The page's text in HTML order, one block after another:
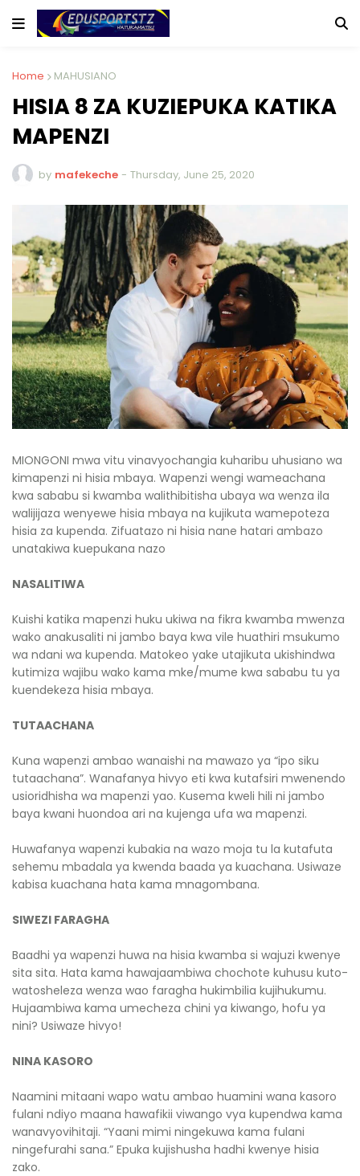
Home MAHUSIANO
HISIA 8 ZA KUZIEPUKA KATIKA
MAPENZI
by mafekeche - Thursday, June 25, 2020
MIONGONI mwa vitu vinavyochangia kuharibu uhusiano wa
kimapenzi ni hisia mbaya. Wapenzi wengi wameachana
kwa sababu si kwamba walithibitisha ubaya wa wenza ila
walijijaza wenyewe hisia mbaya na kujikuta wamepoteza
hisia za kupenda. Zifuatazo ni hisia nane hatari ambazo
unatakiwa kuepukana nazo
NASALITIWA
Kuishi katika mapenzi huku ukiwa na fikra kwamba mwenza
wako anakusaliti ni jambo baya kwa vile huathiri msukumo
wa ndani wa kupenda. Matokeo yake utajikuta ukishindwa
kutimiza wajibu wako kama mke/mume kwa sababu tu ya
kuendekeza hisia mbaya.
TUTAACHANA
Kuna wapenzi ambao wanaishi na mawazo ya “ipo siku
tutaachana”. Wanafanya hivyo eti kwa kutafsiri mwenendo
usioridhisha wa mapenzi yao. Kusema kweli hili ni jambo
baya kwani huondoa ari na kujenga ufa wa mapenzi.
Huwafanya wapenzi kubakia na wazo moja tu la kutafuta
sehemu mbadala ya kwenda baada ya kuachana. Usiwaze
kabisa kuachana hata kama mnagombana.
SIWEZI FARAGHA
Baadhi ya wapenzi huwa na hisia kwamba si wajuzi kwenye
sita sita. Hata kama hawajaambi­wa chochote kuhusu kuto­
watosheleza wenza wao faragha hukimbilia kujihukumu.
Hujaam­biwa kama umecheza chini ya kiwango, hofu ya
nini? Usi­waze hivyo!
NINA KASORO
Naamini mitaani wapo watu ambao huamini wana kasoro
fulani ndiyo maana hawafikii viwango vya kupendwa kama
wanavyovihitaji. “Yaani mimi ningekuwa kama fulani
ningefurahi sana.” Epuka kujishusha hadhi kwenye hisia
zako.